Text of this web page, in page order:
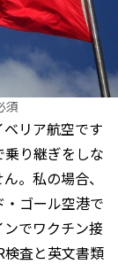
須
リア航空です
り継ぎをしな
。私の場合、
ゴール空港で
でワクチン接
検査と英文書類